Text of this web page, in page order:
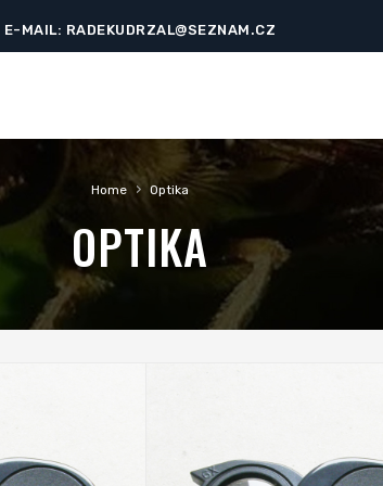
E-MAIL: RADEKUDRZAL@SEZNAM.CZ
Home › Optika
OPTIKA